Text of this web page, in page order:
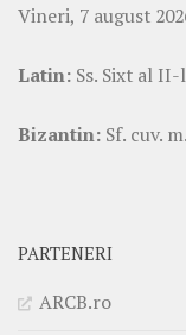
Vineri, 7 august
Latin: Ss. Sixt al
Bizantin: Sf. cuv.
PARTENERI
ARCB.ro